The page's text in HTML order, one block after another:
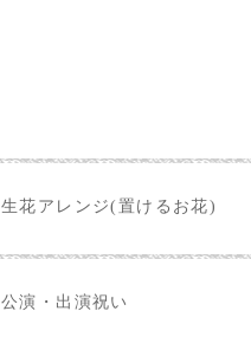
生花アレンジ(置けるお花)
公演・出演祝い